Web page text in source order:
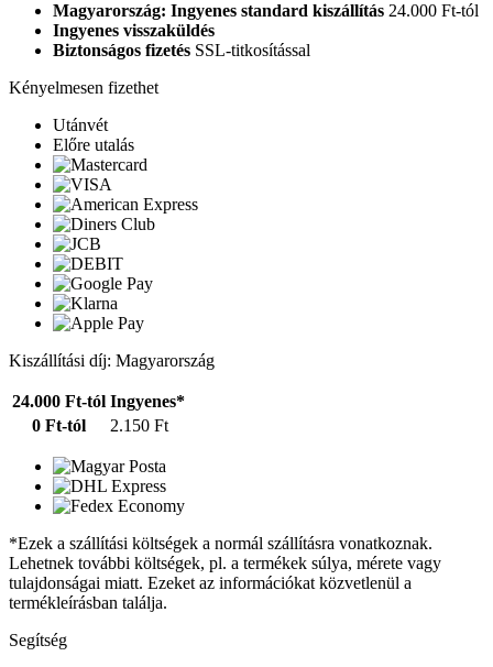
Magyarország: Ingyenes standard kiszállítás 24.000 Ft-tól
Ingyenes visszaküldés
Biztonságos fizetés SSL-titkosítással
Kényelmesen fizethet
Utánvét
Előre utalás
Kiszállítási díj: Magyarország
24.000 Ft-tól Ingyenes*
0 Ft-tól
2.150 Ft
*Ezek a szállítási költségek a normál szállításra vonatkoznak.
Lehetnek további költségek, pl. a termékek súlya, mérete vagy
tulajdonságai miatt. Ezeket az információkat közvetlenül a
termékleírásban találja.
Segítség